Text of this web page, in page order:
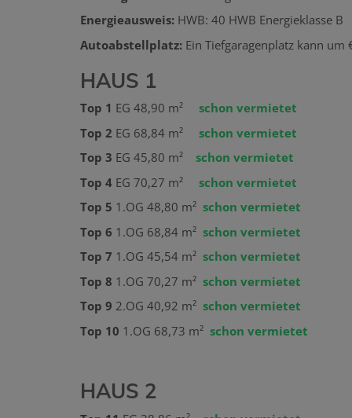
Energieausweis: HWB: 40 HWB Energieklasse B
Autoabstellplatz: Ein Tiefgaragenplatz kann
HAUS 1
Top 1 EG 48,90 m² schon vermietet
Top 2 EG 68,84 m² schon vermietet
Top 3 EG 45,80 m² schon vermietet
Top 4 EG 70,27 m² schon vermietet
Top 5 1.OG 48,80 m² schon vermietet
Top 6 1.OG 68,84 m² schon vermietet
Top 7 1.OG 45,54 m² schon vermietet
Top 8 1.OG 70,27 m² schon vermietet
Top 9 2.OG 40,92 m² schon vermietet
Top 10 1.OG 68,73 m² schon vermietet
HAUS 2